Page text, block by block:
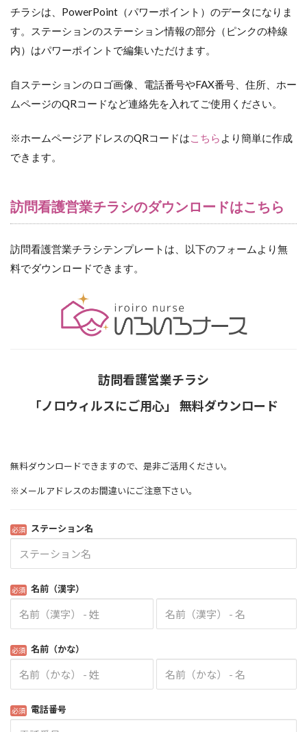
チラシは、PowerPoint（パワーポイント）のデータになりま
す。ステーションのステーション情報の部分（ピンクの枠線
内）はパワーポイントで編集いただけます。
自ステーションのロゴ画像、電話番号やFAX番号、住所、ホー
ムページのQRコードなど連絡先を入れてご使用ください。
※ホームページアドレスのQRコードはこちら より簡単に作成
できます。
訪問看護営業チラシのダウンロードはこちら
訪問看護営業チラシテンプレートは、以下のフォームより無
料でダウンロードできます。